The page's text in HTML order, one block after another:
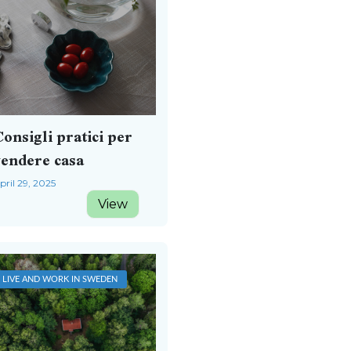
pratici per
casa
29, 2025
View
LIVE AND WORK IN SWEDEN